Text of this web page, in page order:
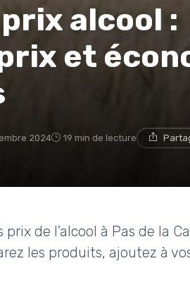
alcool :
et
2024 19 min de lecture
de l'alcool à Pas de la
les produits, ajoutez à